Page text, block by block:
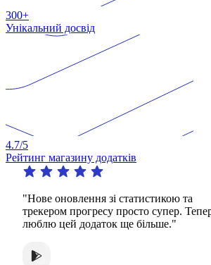
300+
Унікальний досвід
4.7/5
Рейтинг магазину додатків
"Нове оновлення зі статистикою та
трекером прогресу просто супер. Тепер я
люблю цей додаток ще більше."